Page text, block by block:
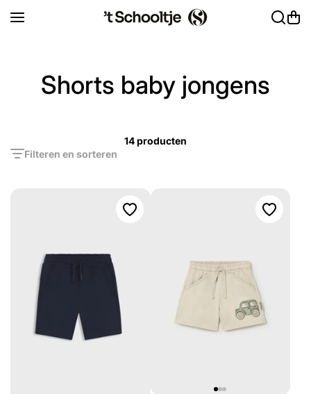
Shorts baby jongens
Filteren en sorteren
14 producten